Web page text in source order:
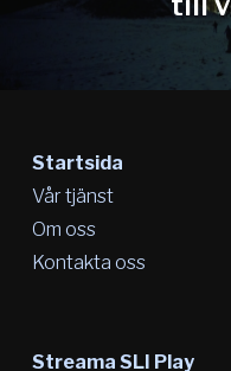
Startsida
Vår tjänst
Om oss
Kontakta oss
Streama SLI Play